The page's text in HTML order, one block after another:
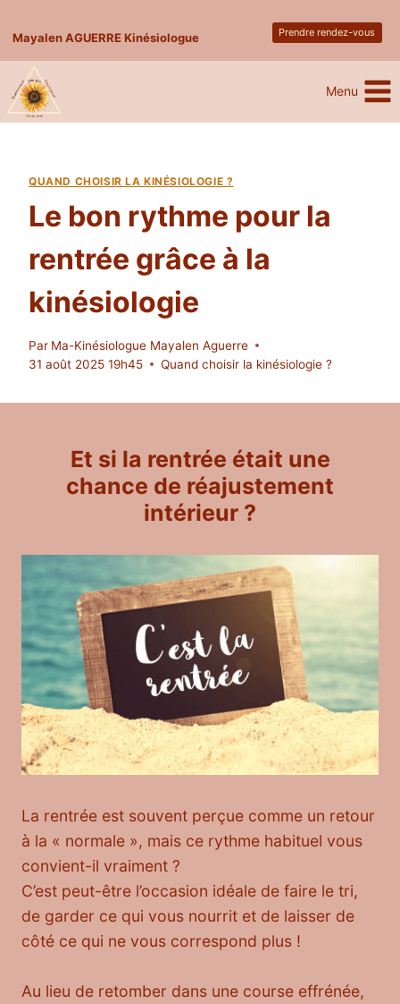
to
content
Mayalen AGUERRE Kinésiologue Prendre rendez-vous
Menu
QUAND CHOISIR LA KINÉSIOLOGIE ?
Le bon rythme pour la
rentrée grâce à la
kinésiologie
Par Ma-Kinésiologue Mayalen Aguerre
31 août 2025 19h45
Quand choisir la kinésiologie ?
Et si la rentrée était une
chance de réajustement
intérieur ?
La rentrée est souvent perçue comme un retour
à la « normale », mais ce rythme habituel vous
convient-il vraiment ?
C’est peut-être l’occasion idéale de faire le tri,
de garder ce qui vous nourrit et de laisser de
côté ce qui ne vous correspond plus !
Au lieu de retomber dans une course effrénée,